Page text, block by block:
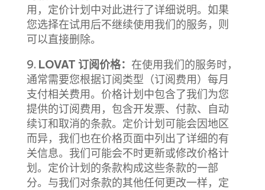
用，定价计划中对此进行了详细说明。如果
您选择在试用后不继续使用我们的服务，则
可以直接删除。
9. LOVAT 订阅价格： 在使用我们的服务时，
通常需要您根据订阅类型（订阅费用）每月
支付相关费用。价格计划中包含了我们为您
提供的订阅费用，包含开发票、付款、自动
续订和取消的条款。定价计划可能会因地区
而异，我们也在价格页面中列出了详细的有
关信息。我们可能会不时更新或修改价格计
划。定价计划的条款构成这些条款的一部
分。与我们对条款的其他任何更改一样，定